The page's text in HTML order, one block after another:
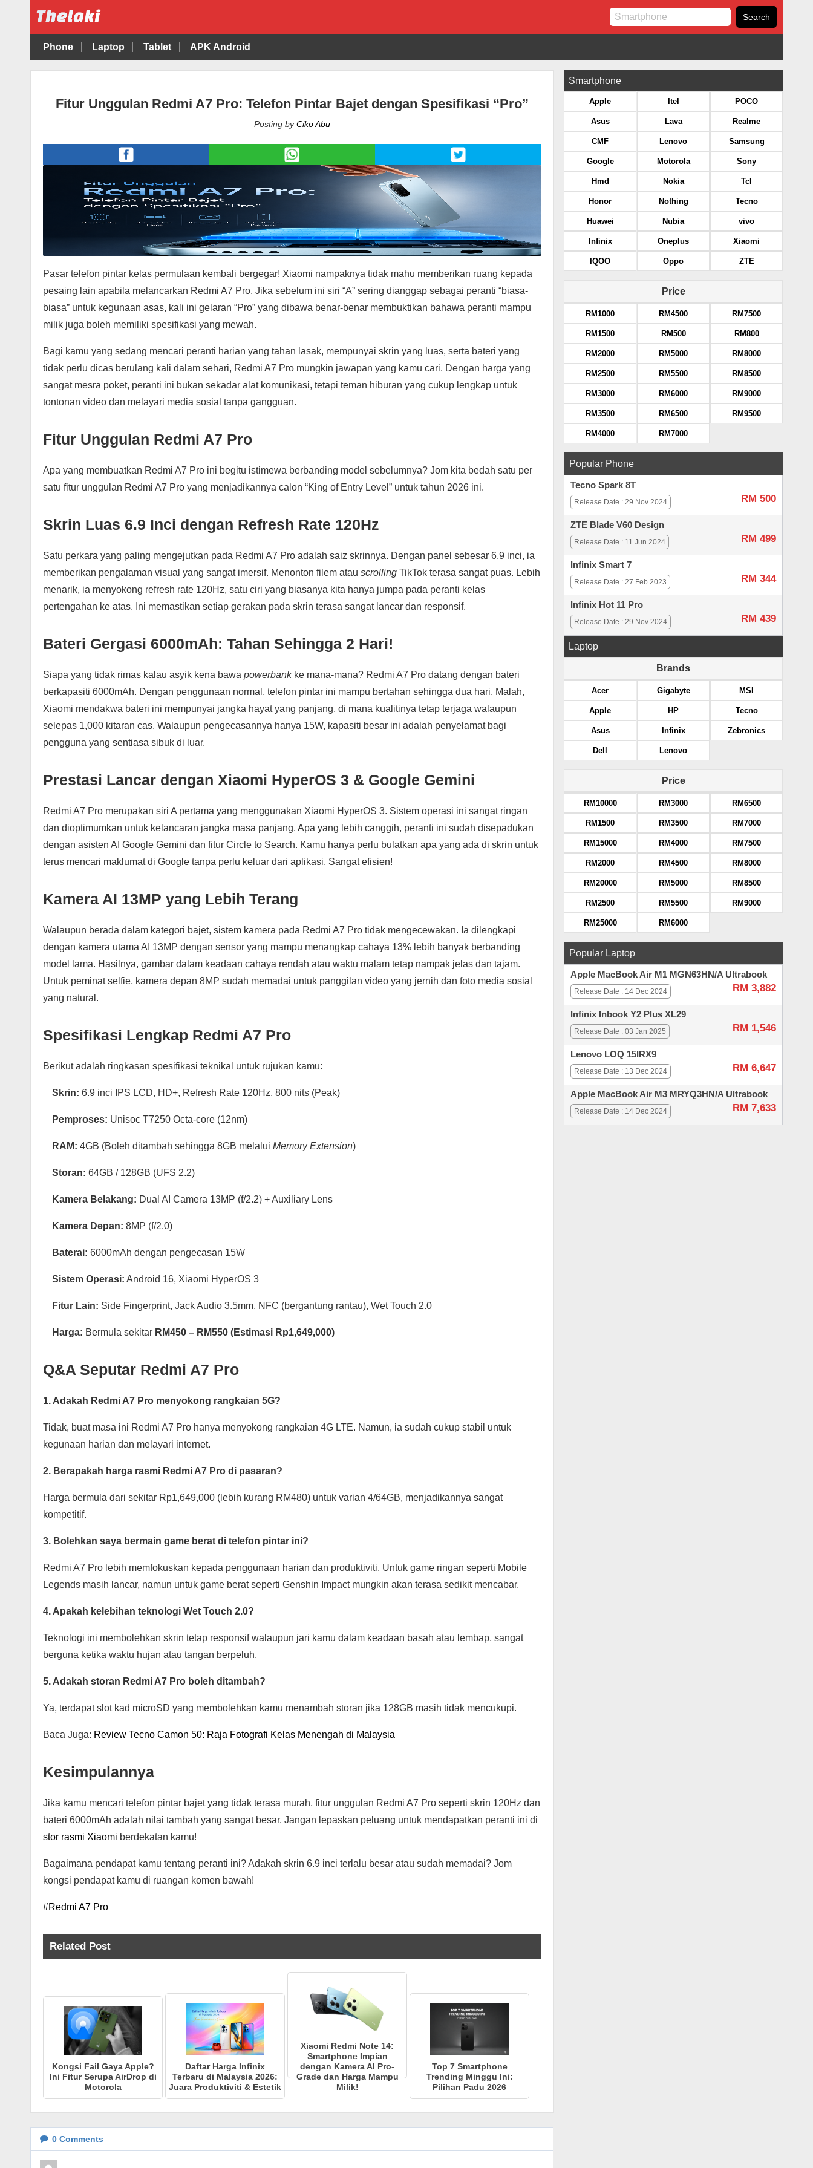
Phone Laptop Tablet APK Android
Fitur Unggulan Redmi A7 Pro: Telefon Pintar Bajet dengan Spesifikasi “Pro”
Posting byCiko Abu
Pasar telefon pintar kelas permulaan kembali bergegar! Xiaomi nampaknya tidak mahu memberikan ruang kepada
pesaing lain apabila melancarkan Redmi A7 Pro. Jika sebelum ini siri “A” sering dianggap sebagai peranti “biasa-
biasa” untuk kegunaan asas, kali ini gelaran “Pro” yang dibawa benar-benar membuktikan bahawa peranti mampu
milik juga boleh memiliki spesifikasi yang mewah.
Bagi kamu yang sedang mencari peranti harian yang tahan lasak, mempunyai skrin yang luas, serta bateri yang
tidak perlu dicas berulang kali dalam sehari, Redmi A7 Pro mungkin jawapan yang kamu cari. Dengan harga yang
sangat mesra poket, peranti ini bukan sekadar alat komunikasi, tetapi teman hiburan yang cukup lengkap untuk
tontonan video dan melayari media sosial tanpa gangguan.
Fitur Unggulan Redmi A7 Pro
Apa yang membuatkan Redmi A7 Pro ini begitu istimewa berbanding model sebelumnya? Jom kita bedah satu per
satu fitur unggulan Redmi A7 Pro yang menjadikannya calon “King of Entry Level” untuk tahun 2026 ini.
Skrin Luas 6.9 Inci dengan Refresh Rate 120Hz
Satu perkara yang paling mengejutkan pada Redmi A7 Pro adalah saiz skrinnya. Dengan panel sebesar 6.9 inci, ia
memberikan pengalaman visual yang sangat imersif. Menonton filem atau scrolling TikTok terasa sangat puas. Lebih
menarik, ia menyokong refresh rate 120Hz, satu ciri yang biasanya kita hanya jumpa pada peranti kelas
pertengahan ke atas. Ini memastikan setiap gerakan pada skrin terasa sangat lancar dan responsif.
Bateri Gergasi 6000mAh: Tahan Sehingga 2 Hari!
Siapa yang tidak rimas kalau asyik kena bawa powerbankke mana-mana? Redmi A7 Pro datang dengan bateri
berkapasiti 6000mAh. Dengan penggunaan normal, telefon pintar ini mampu bertahan sehingga dua hari. Malah,
Xiaomi mendakwa bateri ini mempunyai jangka hayat yang panjang, di mana kualitinya tetap terjaga walaupun
selepas 1,000 kitaran cas. Walaupun pengecasannya hanya 15W, kapasiti besar ini adalah penyelamat bagi
pengguna yang sentiasa sibuk di luar.
Prestasi Lancar dengan Xiaomi HyperOS 3 & Google Gemini
Redmi A7 Pro merupakan siri A pertama yang menggunakan Xiaomi HyperOS 3. Sistem operasi ini sangat ringan
dan dioptimumkan untuk kelancaran jangka masa panjang. Apa yang lebih canggih, peranti ini sudah disepadukan
dengan asisten AI Google Gemini dan fitur Circle to Search. Kamu hanya perlu bulatkan apa yang ada di skrin untuk
terus mencari maklumat di Google tanpa perlu keluar dari aplikasi. Sangat efisien!
Kamera AI 13MP yang Lebih Terang
Walaupun berada dalam kategori bajet, sistem kamera pada Redmi A7 Pro tidak mengecewakan. Ia dilengkapi
dengan kamera utama AI 13MP dengan sensor yang mampu menangkap cahaya 13% lebih banyak berbanding
model lama. Hasilnya, gambar dalam keadaan cahaya rendah atau waktu malam tetap nampak jelas dan tajam.
Untuk peminat selfie, kamera depan 8MP sudah memadai untuk panggilan video yang jernih dan foto media sosial
yang natural.
Spesifikasi Lengkap Redmi A7 Pro
Berikut adalah ringkasan spesifikasi teknikal untuk rujukan kamu:
Skrin: 6.9 inci IPS LCD, HD+, Refresh Rate 120Hz, 800 nits (Peak)
Pemproses: Unisoc T7250 Octa-core (12nm)
RAM: 4GB (Boleh ditambah sehingga 8GB melalui Memory Extension)
Storan: 64GB / 128GB (UFS 2.2)
Kamera Belakang: Dual AI Camera 13MP (f/2.2) + Auxiliary Lens
Kamera Depan: 8MP (f/2.0)
Baterai: 6000mAh dengan pengecasan 15W
Sistem Operasi: Android 16, Xiaomi HyperOS 3
Fitur Lain: Side Fingerprint, Jack Audio 3.5mm, NFC (bergantung rantau), Wet Touch 2.0
Harga: Bermula sekitar RM450 – RM550 (Estimasi Rp1,649,000)
Q&A Seputar Redmi A7 Pro
1. Adakah Redmi A7 Pro menyokong rangkaian 5G?
Tidak, buat masa ini Redmi A7 Pro hanya menyokong rangkaian 4G LTE. Namun, ia sudah cukup stabil untuk
kegunaan harian dan melayari internet.
2. Berapakah harga rasmi Redmi A7 Pro di pasaran?
Harga bermula dari sekitar Rp1,649,000 (lebih kurang RM480) untuk varian 4/64GB, menjadikannya sangat
kompetitif.
3. Bolehkan saya bermain game berat di telefon pintar ini?
Redmi A7 Pro lebih memfokuskan kepada penggunaan harian dan produktiviti. Untuk game ringan seperti Mobile
Legends masih lancar, namun untuk game berat seperti Genshin Impact mungkin akan terasa sedikit mencabar.
4. Apakah kelebihan teknologi Wet Touch 2.0?
Teknologi ini membolehkan skrin tetap responsif walaupun jari kamu dalam keadaan basah atau lembap, sangat
berguna ketika waktu hujan atau tangan berpeluh.
5. Adakah storan Redmi A7 Pro boleh ditambah?
Ya, terdapat slot kad microSD yang membolehkan kamu menambah storan jika 128GB masih tidak mencukupi.
Baca Juga: Review Tecno Camon 50: Raja Fotografi Kelas Menengah di Malaysia
Kesimpulannya
Jika kamu mencari telefon pintar bajet yang tidak terasa murah, fitur unggulan Redmi A7 Pro seperti skrin 120Hz dan
bateri 6000mAh adalah nilai tambah yang sangat besar. Jangan lepaskan peluang untuk mendapatkan peranti ini di
stor rasmi Xiaomi berdekatan kamu!
Bagaimana pendapat kamu tentang peranti ini? Adakah skrin 6.9 inci terlalu besar atau sudah memadai? Jom
kongsi pendapat kamu di ruangan komen bawah!
#Redmi A7 Pro
Related Post
Kongsi Fail Gaya Apple?
Ini Fitur Serupa AirDrop di
Motorola
Daftar Harga Infinix
Terbaru di Malaysia 2026:
Juara Produktiviti & Estetik
Xiaomi Redmi Note 14:
Smartphone Impian
dengan Kamera AI Pro-
Grade dan Harga Mampu
Milik!
Top 7 Smartphone
Trending Minggu Ini:
Pilihan Padu 2026
0 Comments
Smartphone
Apple
Asus
CMF
Google
Hmd
Honor
Huawei
Infinix
IQOO
Itel
Lava
Lenovo
Motorola
Nokia
Nothing
Nubia
Oneplus
Oppo
POCO
Realme
Samsung
Sony
Tcl
Tecno
vivo
Xiaomi
ZTE
Price
RM1000
RM1500
RM2000
RM2500
RM3000
RM3500
RM4000
RM4500
RM500
RM5000
RM5500
RM6000
RM6500
RM7000
RM7500
RM800
RM8000
RM8500
RM9000
RM9500
Popular Phone
Tecno Spark 8T
RM 500
Release Date : 29 Nov 2024
ZTE Blade V60 Design
RM 499
Release Date : 11 Jun 2024
Infinix Smart 7
RM 344
Release Date : 27 Feb 2023
Infinix Hot 11 Pro
RM 439
Release Date : 29 Nov 2024
Laptop
Brands
Acer
Apple
Asus
Dell
Gigabyte
HP
Infinix
Lenovo
MSI
Tecno
Zebronics
Price
RM10000
RM1500
RM15000
RM2000
RM20000
RM2500
RM25000
RM3000
RM3500
RM4000
RM4500
RM5000
RM5500
RM6000
RM6500
RM7000
RM7500
RM8000
RM8500
RM9000
Popular Laptop
Apple MacBook Air M1 MGN63HN/A Ultrabook
RM 3,882
Release Date : 14 Dec 2024
Infinix Inbook Y2 Plus XL29
RM 1,546
Release Date : 03 Jan 2025
Lenovo LOQ 15IRX9
RM 6,647
Release Date : 13 Dec 2024
Apple MacBook Air M3 MRYQ3HN/A Ultrabook
RM 7,633
Release Date : 14 Dec 2024